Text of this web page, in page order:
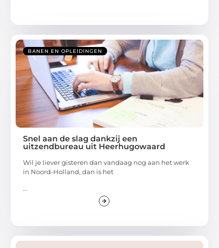
BANEN EN OPLEIDINGEN
Snel aan de slag dankzij een
uitzendbureau uit Heerhugowaard
Wil je liever gisteren dan vandaag nog aan het werk
in Noord-Holland, dan is het
...